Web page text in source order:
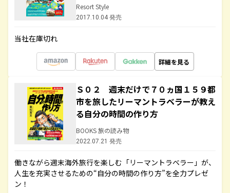
Resort Style
2017.10.04 発売
当社在庫切れ
詳細を見る
Ｓ０２ 週末だけで７０ヵ国１５９都
市を旅したリーマントラベラーが教え
る自分の時間の作り方
BOOKS 旅の読み物
2022.07.21 発売
働きながら週末海外旅行を楽しむ「リーマントラベラー」が、
人生を充実させるための“自分の時間の作り方”を全力プレゼ
ン！